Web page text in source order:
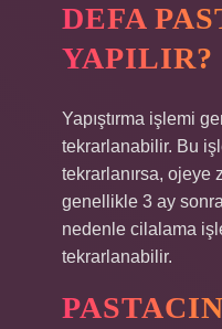
DEFA
YAPILIR?
Yapıştırma işlemi
tekrarlanabilir. Bu
tekrarlanırsa, ojeye
genellikle 3 ay sonra
nedenle cilalama
tekrarlanabilir.